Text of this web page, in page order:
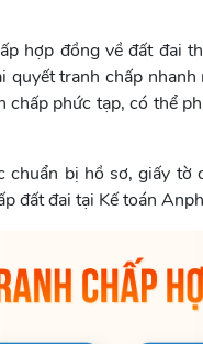
hợp đồng về đất đai
tranh chấp
phức tạp, có thể
chuẩn bị hồ sơ, giấy
đất đai tại Kế toán